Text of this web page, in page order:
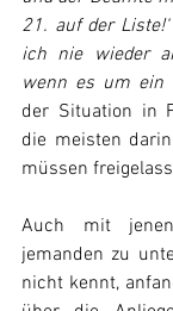
21. auf der
ich nie wieder
wenn es um ein
der Situation in
die meisten
müssen
Auch mit
jemanden zu
nicht kennt,